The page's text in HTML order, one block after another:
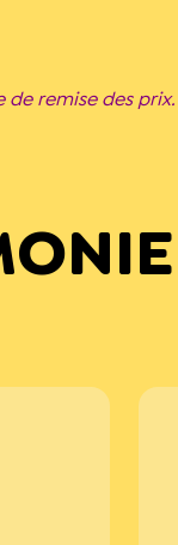
de remise des prix.